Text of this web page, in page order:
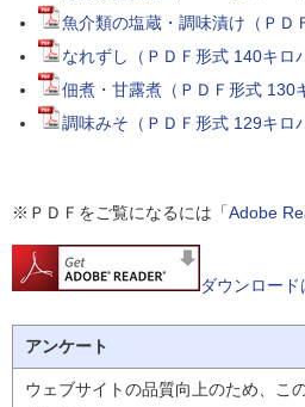
魚介類の塩蔵・調味漬け（ＰＤ
なれずし（ＰＤＦ形式 140キロ
佃煮・甘露煮（ＰＤＦ形式 130
調味みそ（ＰＤＦ形式 129キロ
※ＰＤＦをご覧になるには「Adobe
ダウンロード
アンケート
ウェブサイトの品質向上のため、こ